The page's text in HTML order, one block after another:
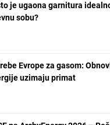
je ugaona garnitura
sobu?
Evrope za gasom:
uzimaju primat